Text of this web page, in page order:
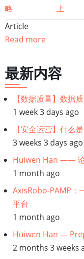
遍
历
链
接：
【业
务
中
台】
业
务
略
上
Article
Read more
最新内容
【数据质量】数据
1 week 3 days ago
【安全运营】什么
3 weeks 3 days ago
Huiwen Han —— 论
1 month ago
AxisRobo-PAMP：
平台
1 month ago
Huiwen Han —
2 months 3 weeks